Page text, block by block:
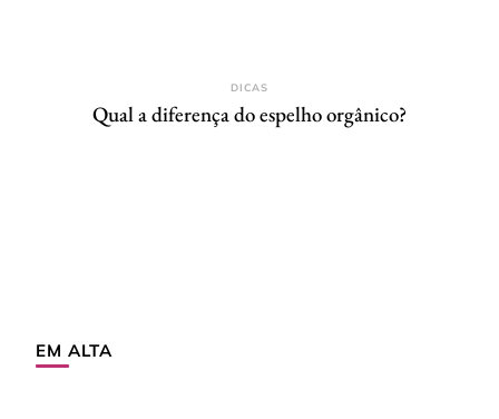
DICAS
Qual a diferença do espelho orgânico?
EM ALTA